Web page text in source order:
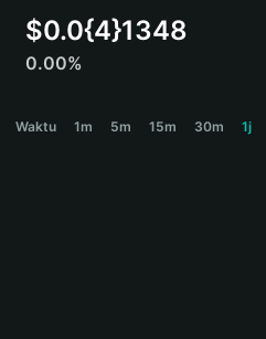
Español
Português (Brasil)
$0.0{4}1348
0.00%
Waktu 1m 5m 15m 30m 1j